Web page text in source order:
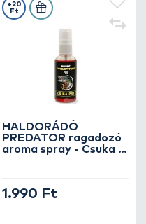
HALDORÁDÓ
PREDATOR ragadozó
aroma spray - Csuka /
+20
Ft
1.990 Ft